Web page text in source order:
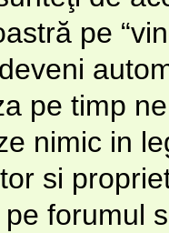
pe
pe timp
nimic in
si
forumul